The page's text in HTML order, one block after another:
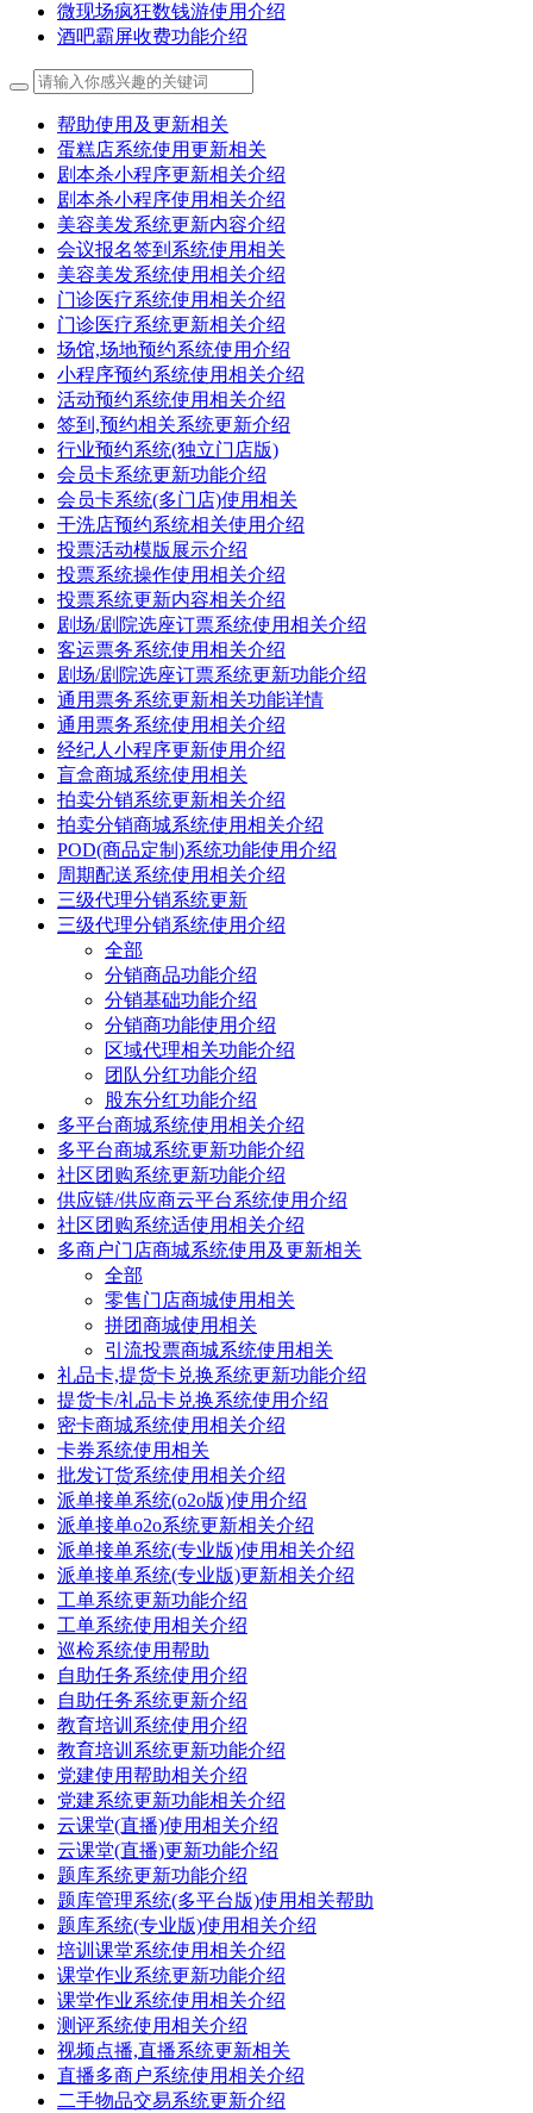
微现场疯狂数钱游使用介绍
酒吧霸屏收费功能介绍
帮助使用及更新相关
蛋糕店系统使用更新相关
剧本杀小程序更新相关介绍
剧本杀小程序使用相关介绍
美容美发系统更新内容介绍
会议报名签到系统使用相关
美容美发系统使用相关介绍
门诊医疗系统使用相关介绍
门诊医疗系统更新相关介绍
场馆,场地预约系统使用介绍
小程序预约系统使用相关介绍
活动预约系统使用相关介绍
签到,预约相关系统更新介绍
行业预约系统(独立门店版)
会员卡系统更新功能介绍
会员卡系统(多门店)使用相关
干洗店预约系统相关使用介绍
投票活动模版展示介绍
投票系统操作使用相关介绍
投票系统更新内容相关介绍
剧场/剧院选座订票系统使用相关介绍
客运票务系统使用相关介绍
剧场/剧院选座订票系统更新功能介绍
通用票务系统更新相关功能详情
通用票务系统使用相关介绍
经纪人小程序更新使用介绍
盲盒商城系统使用相关
拍卖分销系统更新相关介绍
拍卖分销商城系统使用相关介绍
POD(商品定制)系统功能使用介绍
周期配送系统使用相关介绍
三级代理分销系统更新
三级代理分销系统使用介绍
全部
分销商品功能介绍
分销基础功能介绍
分销商功能使用介绍
区域代理相关功能介绍
团队分红功能介绍
股东分红功能介绍
多平台商城系统使用相关介绍
多平台商城系统更新功能介绍
社区团购系统更新功能介绍
供应链/供应商云平台系统使用介绍
社区团购系统适使用相关介绍
多商户门店商城系统使用及更新相关
全部
零售门店商城使用相关
拼团商城使用相关
引流投票商城系统使用相关
礼品卡,提货卡兑换系统更新功能介绍
提货卡/礼品卡兑换系统使用介绍
密卡商城系统使用相关介绍
卡券系统使用相关
批发订货系统使用相关介绍
派单接单系统(o2o版)使用介绍
派单接单o2o系统更新相关介绍
派单接单系统(专业版)使用相关介绍
派单接单系统(专业版)更新相关介绍
工单系统更新功能介绍
工单系统使用相关介绍
巡检系统使用帮助
自助任务系统使用介绍
自助任务系统更新介绍
教育培训系统使用介绍
教育培训系统更新功能介绍
党建使用帮助相关介绍
党建系统更新功能相关介绍
云课堂(直播)使用相关介绍
云课堂(直播)更新功能介绍
题库系统更新功能介绍
题库管理系统(多平台版)使用相关帮助
题库系统(专业版)使用相关介绍
培训课堂系统使用相关介绍
课堂作业系统更新功能介绍
课堂作业系统使用相关介绍
测评系统使用相关介绍
视频点播,直播系统更新相关
直播多商户系统使用相关介绍
二手物品交易系统更新介绍